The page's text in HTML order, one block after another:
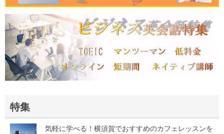
特集
気軽に学べる！横須賀でおすすめのカフェレッスンを